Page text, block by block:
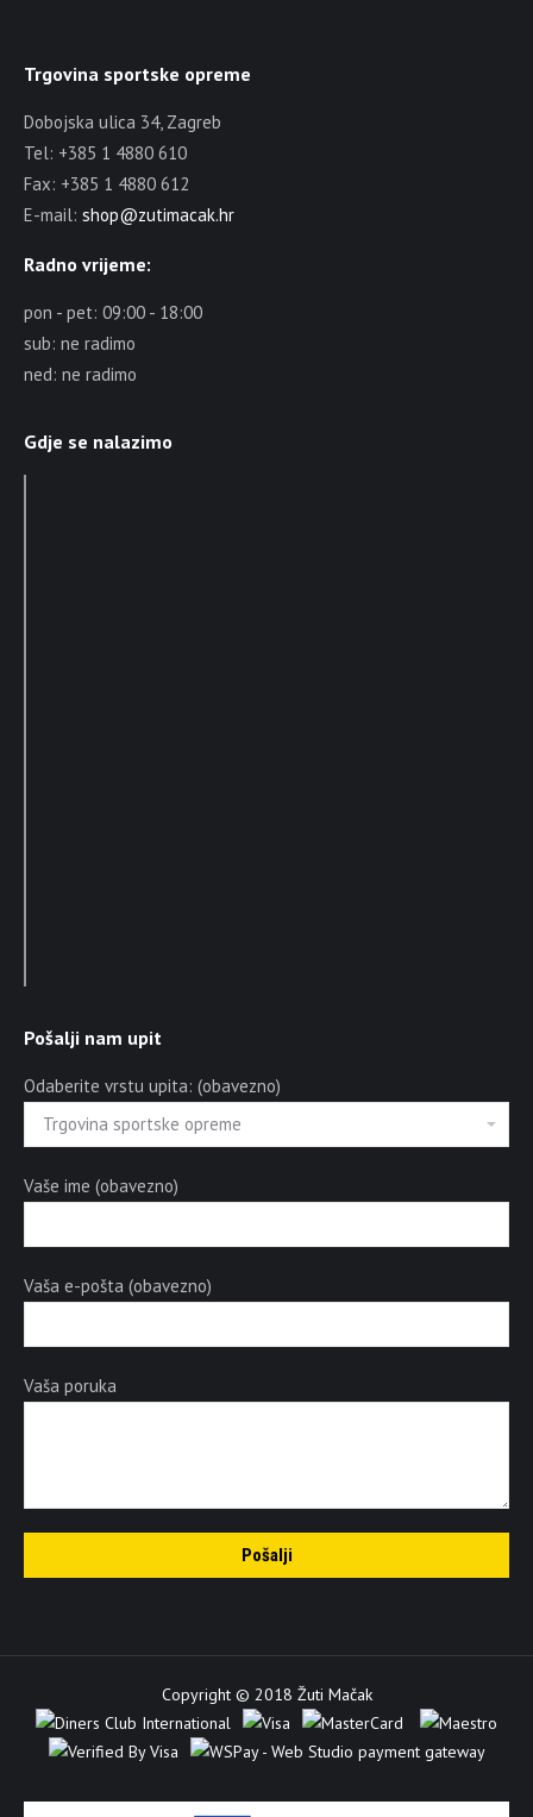
Trgovina sportske opreme
Dobojska ulica 34, Zagreb
Tel: +385 1 4880 610
Fax: +385 1 4880 612
E-mail: shop@zutimacak.hr
Radno vrijeme:
pon - pet: 09:00 - 18:00
sub: ne radimo
ned: ne radimo
Gdje se nalazimo
Pošalji nam upit
Odaberite vrstu upita: (obavezno)
Vaše ime (obavezno)
Vaša e-pošta (obavezno)
Vaša poruka
Copyright © 2018 Žuti Mačak